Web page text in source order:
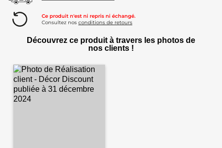
Ce produit n'est ni repris ni échangé.
Consultez nos conditions de retours
Découvrez ce produit à travers les photos de
nos clients !